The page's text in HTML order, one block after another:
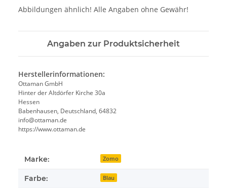
Abbildungen ähnlich! Alle Angaben ohne Gewähr!
Angaben zur Produktsicherheit
Herstellerinformationen:
Ottaman GmbH
Hinter der Altdörfer Kirche 30a
Hessen
Babenhausen, Deutschland, 64832
info@ottaman.de
https://www.ottaman.de
Marke: Zomo
Farbe: Blau